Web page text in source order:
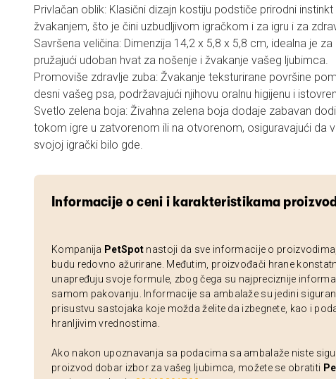
Privlačan oblik: Klasični dizajn kostiju podstiče prirodni
žvakanjem, što je čini uzbudljivom igračkom i za igru i za
Savršena veličina: Dimenzija 14,2 x 5,8 x 5,8 cm, idealna je
pružajući udoban hvat za nošenje i žvakanje vašeg ljubimca.
Promoviše zdravlje zuba: Žvakanje teksturirane površine
desni vašeg psa, podržavajući njihovu oralnu higijenu i
Svetlo zelena boja: Živahna zelena boja dodaje zabavan
tokom igre u zatvorenom ili na otvorenom, osiguravajući da
svojoj igrački bilo gde.
Informacije o ceni i karakteristikama
Kompanija PetSpot nastoji da sve informacije o
budu redovno ažurirane. Međutim, proizvođači hrane
unapređuju svoje formule, zbog čega su najpreciznije
samom pakovanju. Informacije sa ambalaže su jedini
prisustvu sastojaka koje možda želite da izbegnete, kao i
hranljivim vrednostima.
Ako nakon upoznavanja sa podacima sa ambalaže niste
proizvod dobar izbor za vašeg ljubimca, možete se obratiti